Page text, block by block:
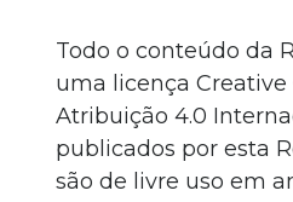
Todo o conteúdo da
uma licença
Atribuição 4.0
publicados por esta
são de livre uso em